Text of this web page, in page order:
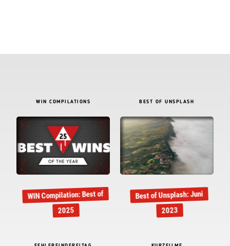
WIN COMPILATIONS
WIN Compilation: Best of
2025
BEST OF UNSPLASH
Best of Unsplash: Juni
2023